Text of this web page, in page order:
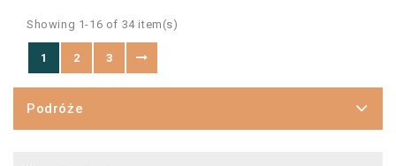
Showing 1-16 of 34 item(s)
1 2 3
Podróże